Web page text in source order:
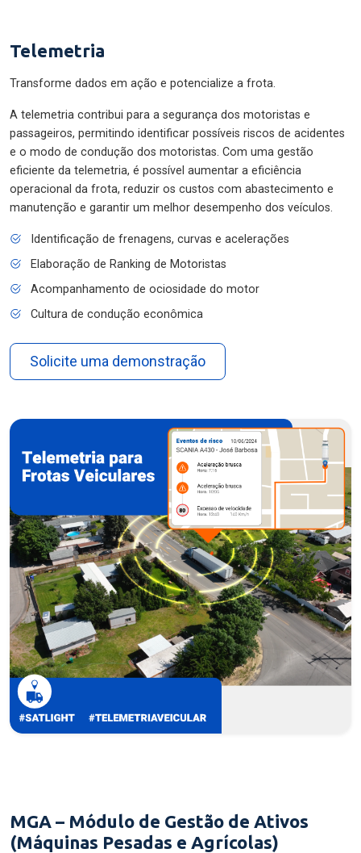
Telemetria
Transforme dados em ação e potencialize a frota.
A telemetria contribui para a segurança dos motoristas e
passageiros, permitindo identificar possíveis riscos de acidentes
e o modo de condução dos motoristas. Com uma gestão
eficiente da telemetria, é possível aumentar a eficiência
operacional da frota, reduzir os custos com abastecimento e
manutenção e garantir um melhor desempenho dos veículos.
Identificação de frenagens, curvas e acelerações
Elaboração de Ranking de Motoristas
Acompanhamento de ociosidade do motor
Cultura de condução econômica
Solicite uma demonstração
MGA – Módulo de Gestão de Ativos
(Máquinas Pesadas e Agrícolas)